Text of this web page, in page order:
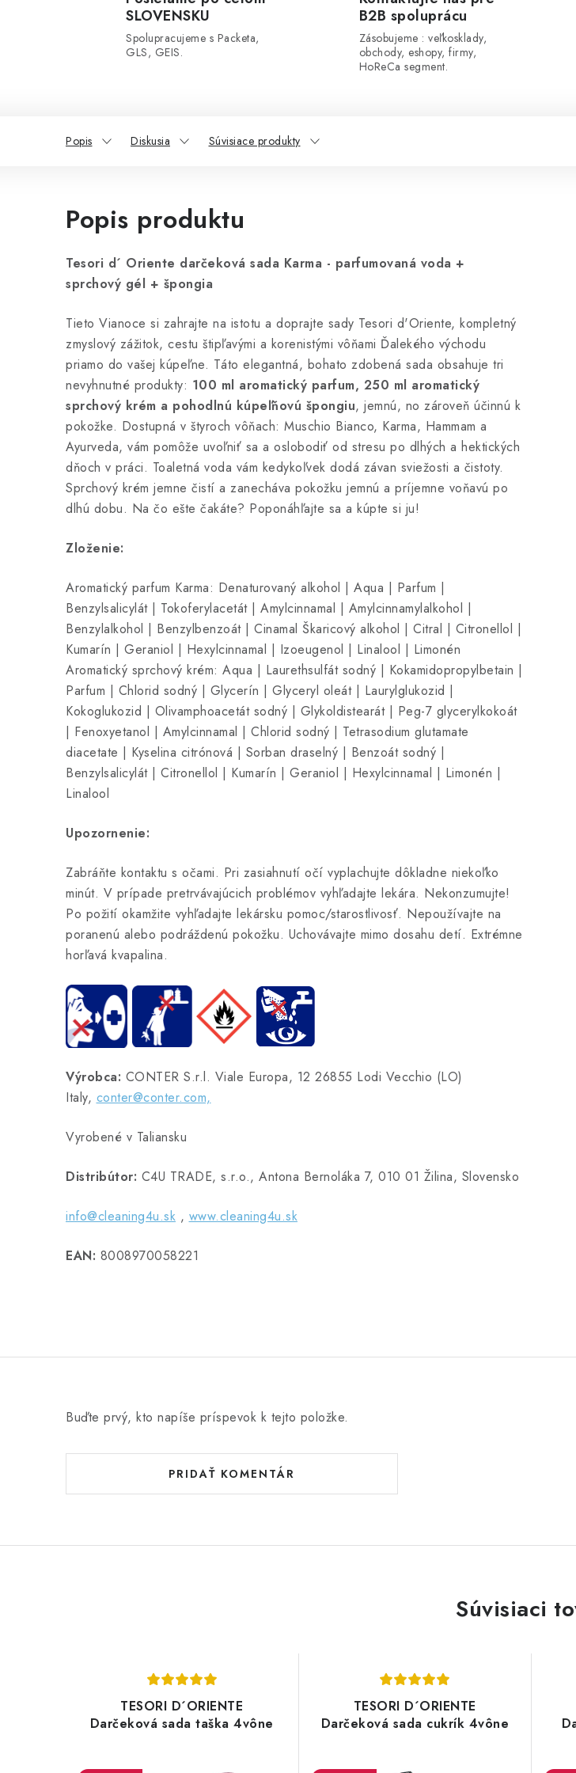
SLOVENSKU
Spolupracujeme s Packeta,
GLS, GEIS.
B2B spoluprácu
Zásobujeme : veľkosklady,
obchody, eshopy, firmy,
HoReCa segment.
Popis Diskusia Súvisiace produkty
Popis produktu
Tesori d´ Oriente darčeková sada Karma - parfumovaná voda +
sprchový gél + špongia
Tieto Vianoce si zahrajte na istotu a doprajte sady Tesori d'Oriente, kompletný
zmyslový zážitok, cestu štipľavými a korenistými vôňami Ďalekého východu
priamo do vašej kúpeľne. Táto elegantná, bohato zdobená sada obsahuje tri
nevyhnutné produkty: 100 ml aromatický parfum, 250 ml aromatický
sprchový krém a pohodlnú kúpeľňovú špongiu, jemnú, no zároveň účinnú k
pokožke. Dostupná v štyroch vôňach: Muschio Bianco, Karma, Hammam a
Ayurveda, vám pomôže uvoľniť sa a oslobodiť od stresu po dlhých a hektických
dňoch v práci. Toaletná voda vám kedykoľvek dodá závan sviežosti a čistoty.
Sprchový krém jemne čistí a zanecháva pokožku jemnú a príjemne voňavú po
dlhú dobu. Na čo ešte čakáte? Poponáhľajte sa a kúpte si ju!
Zloženie:
Aromatický parfum Karma: Denaturovaný alkohol | Aqua | Parfum |
Benzylsalicylát | Tokoferylacetát | Amylcinnamal | Amylcinnamylalkohol |
Benzylalkohol | Benzylbenzoát | Cinamal Škaricový alkohol | Citral | Citronellol |
Kumarín | Geraniol | Hexylcinnamal | Izoeugenol | Linalool | Limonén
Aromatický sprchový krém: Aqua | Laurethsulfát sodný | Kokamidopropylbetain |
Parfum | Chlorid sodný | Glycerín | Glyceryl oleát | Laurylglukozid |
Kokoglukozid | Olivamphoacetát sodný | Glykoldistearát | Peg-7 glycerylkokoát
| Fenoxyetanol | Amylcinnamal | Chlorid sodný | Tetrasodium glutamate
diacetate | Kyselina citrónová | Sorban draselný | Benzoát sodný |
Benzylsalicylát | Citronellol | Kumarín | Geraniol | Hexylcinnamal | Limonén |
Linalool
Upozornenie:
Zabráňte kontaktu s očami. Pri zasiahnutí očí vyplachujte dôkladne niekoľko
minút. V prípade pretrvávajúcich problémov vyhľadajte lekára. Nekonzumujte!
Po požití okamžite vyhľadajte lekársku pomoc/starostlivosť. Nepoužívajte na
poranenú alebo podráždenú pokožku. Uchovávajte mimo dosahu detí. Extrémne
horľavá kvapalina.
Výrobca: CONTER S.r.l. Viale Europa, 12 26855 Lodi Vecchio (LO)
Italy, conter@conter.com,
Vyrobené v Taliansku
Distribútor: C4U TRADE, s.r.o., Antona Bernoláka 7, 010 01 Žilina, Slovensko
info@cleaning4u.sk , www.cleaning4u.sk
EAN: 8008970058221
Buďte prvý, kto napíše príspevok k tejto položke.
PRIDAŤ KOMENTÁR
Súvisiaci
TESORI D´ORIENTE
Darčeková sada taška 4vône
TESORI D´ORIENTE
Darčeková sada cukrík 4vône